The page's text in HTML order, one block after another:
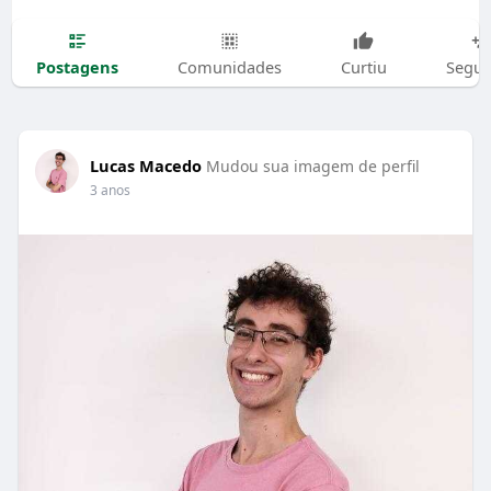
Postagens Comunidades Curtiu
Lucas Macedo Mudou sua imagem de perfil
3 anos